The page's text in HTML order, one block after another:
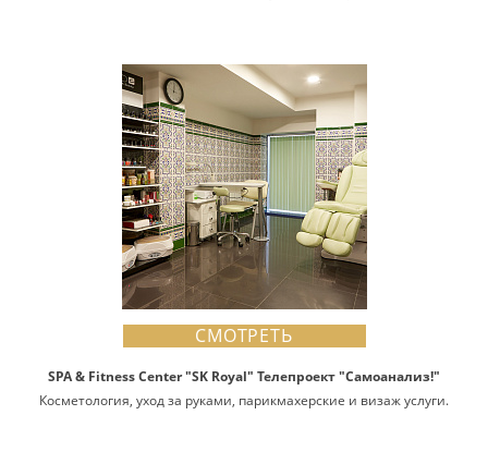
СМОТРЕТЬ
SPA & Fitness Center "SK Royal" Телепроект "Самоанализ!"
Косметология, уход за руками, парикмахерские и визаж услуги.